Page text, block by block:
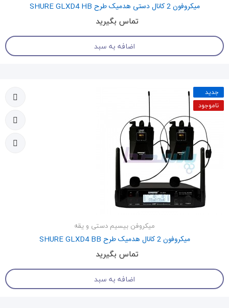
میکروفون 2 کانال دستی هدمیک طرح SHURE GLXD4 HB
تماس بگیرید
اضافه به سبد
جدید
ناموجود
میکروفن بیسیم دستی و یقه
میکروفون 2 کانال هدمیک طرح SHURE GLXD4 BB
تماس بگیرید
اضافه به سبد